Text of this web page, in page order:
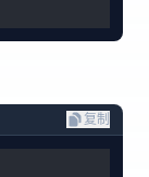
复制